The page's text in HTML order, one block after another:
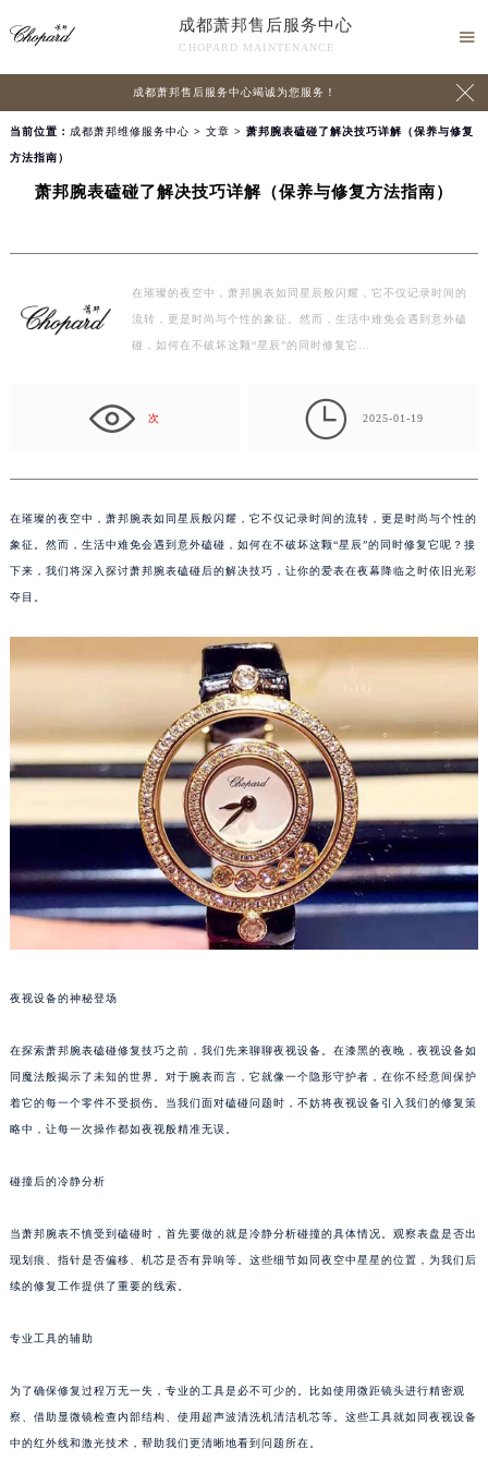
成都萧邦售后服务中心
CHOPARD MAINTENANCE

成都萧邦售后服务中心竭诚为您服务！ 
当前位置： 成都萧邦维修服务中心 > 文章 > 萧邦腕表磕碰了解决技巧详解（保养与修复
方法指南）
萧邦腕表磕碰了解决技巧详解（保养与修复方法指南）
在璀璨的夜空中，萧邦腕表如同星辰般闪耀，它不仅记录时间的
流转，更是时尚与个性的象征。然而，生活中难免会遇到意外磕
碰，如何在不破坏这颗“星辰”的同时修复它…
次  2025-01-19
在璀璨的夜空中，萧邦腕表如同星辰般闪耀，它不仅记录时间的流转，更是时尚与个性的
象征。然而，生活中难免会遇到意外磕碰，如何在不破坏这颗“星辰”的同时修复它呢？接
下来，我们将深入探讨萧邦腕表磕碰后的解决技巧，让你的爱表在夜幕降临之时依旧光彩
夺目。
夜视设备的神秘登场
在探索萧邦腕表磕碰修复技巧之前，我们先来聊聊夜视设备。在漆黑的夜晚，夜视设备如
同魔法般揭示了未知的世界。对于腕表而言，它就像一个隐形守护者，在你不经意间保护
着它的每一个零件不受损伤。当我们面对磕碰问题时，不妨将夜视设备引入我们的修复策
略中，让每一次操作都如夜视般精准无误。
碰撞后的冷静分析
当萧邦腕表不慎受到磕碰时，首先要做的就是冷静分析碰撞的具体情况。观察表盘是否出
现划痕、指针是否偏移、机芯是否有异响等。这些细节如同夜空中星星的位置，为我们后
续的修复工作提供了重要的线索。
专业工具的辅助
为了确保修复过程万无一失，专业的工具是必不可少的。比如使用微距镜头进行精密观
察、借助显微镜检查内部结构、使用超声波清洗机清洁机芯等。这些工具就如同夜视设备
中的红外线和激光技术，帮助我们更清晰地看到问题所在。